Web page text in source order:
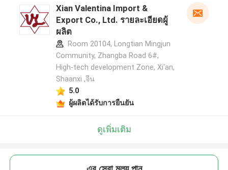
Xian Valentina Import &
Export Co., Ltd. รายละเอียดผู้
ผลิต
Room 20104, Longtian Mingjun
Community, Zhangba Road 6#,
High-tech development Zone, Xi'an,
Shaanxi ,จีน
5.0
ผู้ผลิตได้รับการยืนยัน
ดูเพิ่มเติม